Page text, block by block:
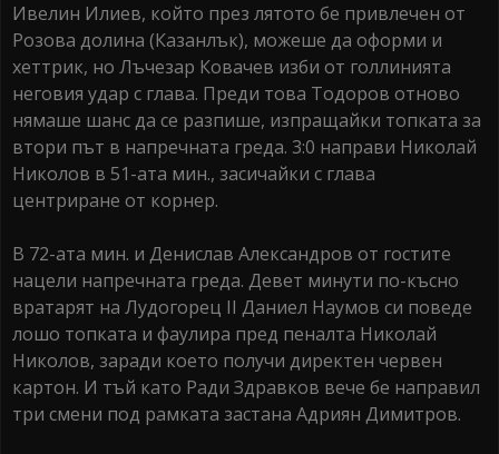
Ивелин Илиев, който през лятото бе привлечен от
Розова долина (Казанлък), можеше да оформи и
хеттрик, но Лъчезар Ковачев изби от голлинията
неговия удар с глава. Преди това Тодоров отново
нямаше шанс да се разпише, изпращайки топката за
втори път в напречната греда. 3:0 направи Николай
Николов в 51-ата мин., засичайки с глава
центриране от корнер.
В 72-ата мин. и Денислав Александров от гостите
нацели напречната греда. Девет минути по-късно
вратарят на Лудогорец II Даниел Наумов си поведе
лошо топката и фаулира пред пеналта Николай
Николов, заради което получи директен червен
картон. И тъй като Ради Здравков вече бе направил
три смени под рамката застана Aдриян Димитров.